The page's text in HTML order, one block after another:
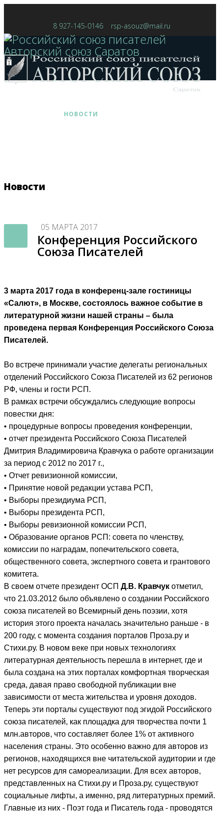
8 927-145-0146 rsp-asouz@mail.ru
НОВОСТИ
Новости
05 МАРТА 2017
Конференция Российского
Союза Писателей
3 марта 2017 года в конференц-зале гостиницы
«Салют», в Москве, состоялось важное событие в
литературной жизни нашей страны – была
проведена первая Конференция Российского Союза
Писателей.
Во встрече принимали участие делегаты региональных
отделений Российского Союза Писателей из 62 регионов
РФ, члены и гости РСП.
В рамках встречи обсуждались следующие вопросы
повестки дня:
• процедурные вопросы проведения конференции,
• отчет президента Российского Союза Писателей
Дмитрия Владимировича Кравчука о работе организации
за период с 2012 по 2017 г.,
• Отчет ревизионной комиссии,
• Принятие новой редакции устава РСП,
• Выборы президиума РСП,
• Выборы президента РСП,
• Выборы ревизионной комиссии РСП,
• Образование органов РСП: совета по членству,
комиссии по наградам, попечительского совета,
общественного совета, экспертного совета и грантового
комитета.
В своем отчете президент ОСП Д.В. Кравчук отметил,
что 21.03.2012 было объявлено о создании Российского
союза писателей во Всемирный день поэзии, хотя
история этого проекта началась значительно раньше - в
200 году, с момента создания порталов Проза.ру и
Стихи.ру. В новом веке при новых технологиях
литературная деятельность перешла в интернет, где и
была создана на этих порталах комфортная творческая
среда, давая право свободной публикации вне
зависимости от места жительства и уровня доходов.
Теперь эти порталы существуют под эгидой Российского
союза писателей, как площадка для творчества почти 1
млн.авторов, что составляет более 1% от активного
населения страны. Это особенно важно для авторов из
регионов, находящихся вне читательской аудитории и где
нет ресурсов для самореализации. Для всех авторов,
представленных на Стихи.ру и Проза.ру, существуют
социальные лифты, а именно, ряд литературных премий.
Главные из них - Поэт года и Писатель года - проводятся